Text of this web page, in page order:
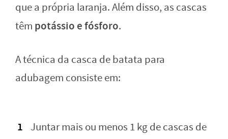
que a própria laranja. Além disso, as cascas
têm potássio e fósforo.
A técnica da casca de batata para
adubagem consiste em:
Juntar mais ou menos 1 kg de cascas de